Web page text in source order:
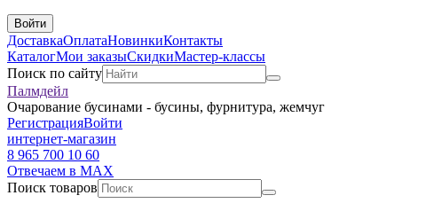
Войти
ДоставкаОплатаНовинкиКонтакты
КаталогМои заказыСкидкиМастер-классы
Поиск по сайту
Палмдейл
Очарование бусинами - бусины, фурнитура, жемчуг
РегистрацияВойти
интернет-магазин
8 965 700 10 60
Отвечаем в MAX
Поиск товаров